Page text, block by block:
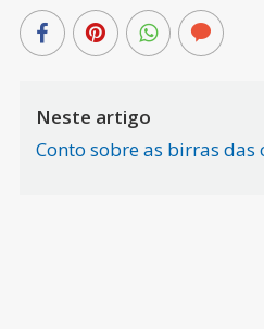
Neste artigo
Conto sobre as birras das